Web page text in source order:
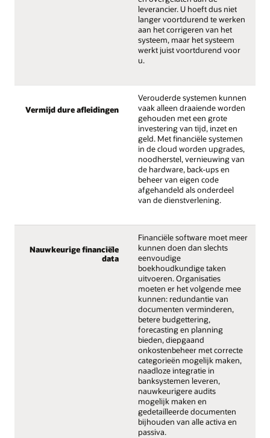
leverancier. U hoeft dus niet
langer voortdurend te werken
aan het corrigeren van het
systeem, maar het systeem
werkt juist voortdurend voor
u.
Vermijd dure afleidingen
Verouderde systemen kunnen
vaak alleen draaiende worden
gehouden met een grote
investering van tijd, inzet en
geld. Met financiële systemen
in de cloud worden upgrades,
noodherstel, vernieuwing van
de hardware, back-ups en
beheer van eigen code
afgehandeld als onderdeel
van de dienstverlening.
Nauwkeurige financiële
data
Financiële software moet meer
kunnen doen dan slechts
eenvoudige
boekhoudkundige taken
uitvoeren. Organisaties
moeten er het volgende mee
kunnen: redundantie van
documenten verminderen,
betere budgettering,
forecasting en planning
bieden, diepgaand
onkostenbeheer met correcte
categorieën mogelijk maken,
naadloze integratie in
banksystemen leveren,
nauwkeurigere audits
mogelijk maken en
gedetailleerde documenten
bijhouden van alle activa en
passiva.